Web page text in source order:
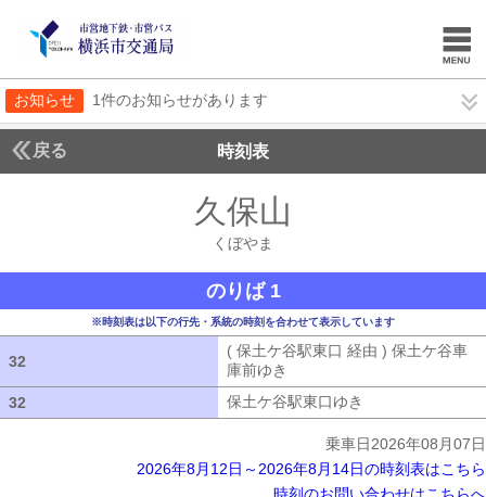
お知らせ 1件のお知らせがあります
戻る 時刻表
久保山
くぼやま
のりば 1
※時刻表は以下の行先・系統の時刻を合わせて表示しています
32
( 保土ケ谷駅東口 経由 ) 保土ケ谷車
庫前ゆき
32
保土ケ谷駅東口ゆき
乗車日2026年08月07日
2026年8月12日～2026年8月14日の時刻表はこちら